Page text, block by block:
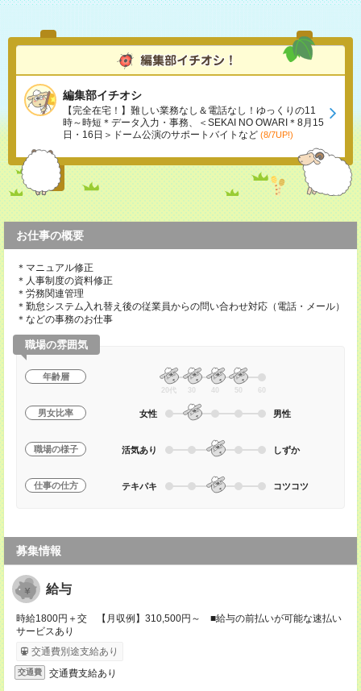
編集部イチオシ
【完全在宅！】難しい業務なし＆電話なし！ゆっくりの11
時～時短＊データ入力・事務、＜SEKAI NO OWARI＊8月15
日・16日＞ドーム公演のサポートバイトなど (8/7UP!)
お仕事の概要
＊マニュアル修正
＊人事制度の資料修正
＊労務関連管理
＊勤怠システム入れ替え後の従業員からの問い合わせ対応（電話・メール）
＊などの事務のお仕事
職場の雰囲気
年齢層
20代 30 40 50 60
男女比率 女性 男性
職場の様子 活気あり しずか
仕事の仕方 テキパキ コツコツ
募集情報
給与
時給1800円＋交 【月収例】310,500円～ ■給与の前払いが可能な速払い
サービスあり
交通費別途支給あり
交通費 交通費支給あり